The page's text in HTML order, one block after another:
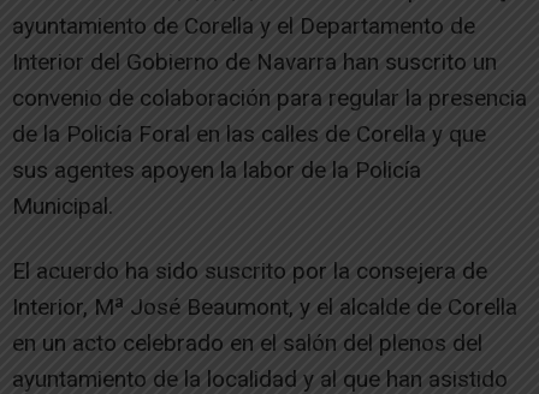
ayuntamiento de Corella y el Departamento de
Interior del Gobierno de Navarra han suscrito un
convenio de colaboración para regular la presencia
de la Policía Foral en las calles de Corella y que
sus agentes apoyen la labor de la Policía
Municipal.
El acuerdo ha sido suscrito por la consejera de
Interior, Mª José Beaumont, y el alcalde de Corella
en un acto celebrado en el salón del plenos del
ayuntamiento de la localidad y al que han asistido